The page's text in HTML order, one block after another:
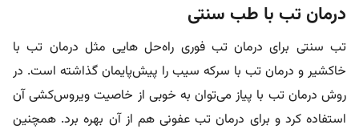
درمان تب با طب سنتی
تب سنتی برای درمان تب فوری راه‌حل هایی مثل درمان تب با
خاکشیر و درمان تب با سرکه سیب را پیش‌پایمان گذاشته است. در
روش درمان تب با پیاز می‌توان به خوبی از خاصیت ویروس‌کشی آن
استفاده کرد و برای درمان تب عفونی هم از آن بهره برد. همچنین